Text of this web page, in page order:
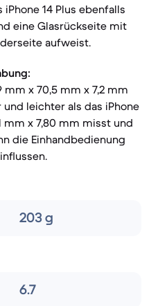
14 Plus ebenfalls
eine Glasrückseite mit
aufweist.
mm x 70,5 mm x 7,2 mm
leichter als das iPhone
mm x 7,80 mm misst und
die Einhandbedienung
203 g
6.7